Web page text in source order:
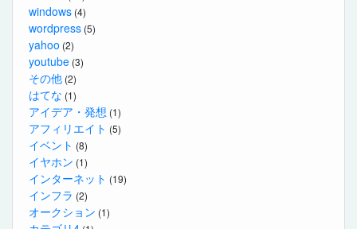
windows (4)
wordpress (5)
yahoo (2)
youtube (3)
その他 (2)
はてな (1)
アイデア・発想 (1)
アフィリエイト (5)
イベント (8)
イヤホン (1)
インターネット (19)
インフラ (2)
オークション (1)